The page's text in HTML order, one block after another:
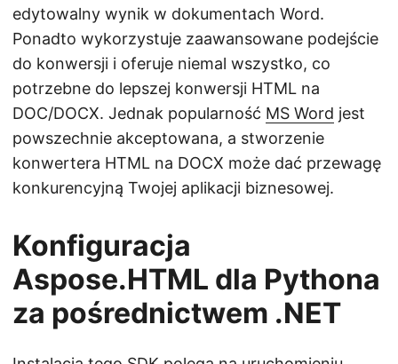
edytowalny wynik w dokumentach Word.
Ponadto wykorzystuje zaawansowane podejście
do konwersji i oferuje niemal wszystko, co
potrzebne do lepszej konwersji HTML na
DOC/DOCX. Jednak popularność MS Word jest
powszechnie akceptowana, a stworzenie
konwertera HTML na DOCX może dać przewagę
konkurencyjną Twojej aplikacji biznesowej.
Konfiguracja
Aspose.HTML dla Pythona
za pośrednictwem .NET